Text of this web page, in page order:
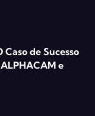
de Sucesso
e